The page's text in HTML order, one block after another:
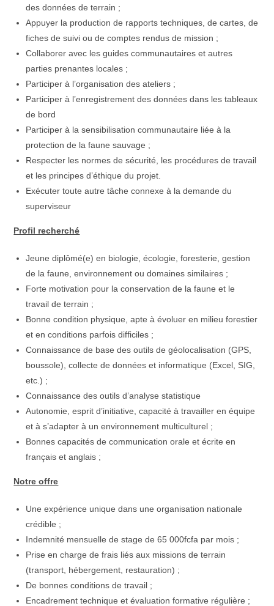
des données de terrain ;
Appuyer la production de rapports techniques, de cartes, de
fiches de suivi ou de comptes rendus de mission ;
Collaborer avec les guides communautaires et autres
parties prenantes locales ;
Participer à l’organisation des ateliers ;
Participer à l’enregistrement des données dans les tableaux
de bord
Participer à la sensibilisation communautaire liée à la
protection de la faune sauvage ;
Respecter les normes de sécurité, les procédures de travail
et les principes d’éthique du projet.
Exécuter toute autre tâche connexe à la demande du
superviseur
Profil recherché
Jeune diplômé(e) en biologie, écologie, foresterie, gestion
de la faune, environnement ou domaines similaires ;
Forte motivation pour la conservation de la faune et le
travail de terrain ;
Bonne condition physique, apte à évoluer en milieu forestier
et en conditions parfois difficiles ;
Connaissance de base des outils de géolocalisation (GPS,
boussole), collecte de données et informatique (Excel, SIG,
etc.) ;
Connaissance des outils d’analyse statistique
Autonomie, esprit d’initiative, capacité à travailler en équipe
et à s’adapter à un environnement multiculturel ;
Bonnes capacités de communication orale et écrite en
français et anglais ;
Notre offre
Une expérience unique dans une organisation nationale
crédible ;
Indemnité mensuelle de stage de 65 000fcfa par mois ;
Prise en charge de frais liés aux missions de terrain
(transport, hébergement, restauration) ;
De bonnes conditions de travail ;
Encadrement technique et évaluation formative régulière ;